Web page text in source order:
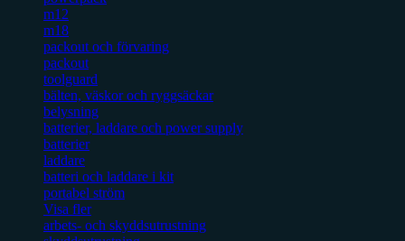
m12
m18
packout och förvaring
packout
toolguard
bälten, väskor och ryggsäckar
belysning
batterier, laddare och power supply
batterier
laddare
batteri och laddare i kit
portabel ström
Visa fler
arbets- och skyddsutrustning